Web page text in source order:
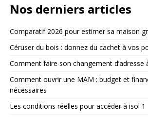
Nos derniers articles
Comparatif 2026 pour estimer sa maison
Céruser du bois : donnez du cachet à vos
Comment faire son changement d’adresse
Comment ouvrir une MAM : budget et
nécessaires
Les conditions réelles pour accéder à isol 1